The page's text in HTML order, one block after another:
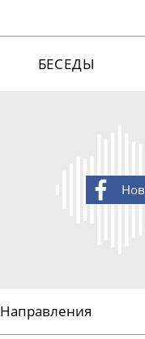
БЕСЕДЫ
Направления